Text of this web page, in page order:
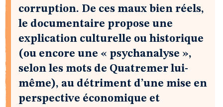
corruption. De ces maux bien réels,
le documentaire propose une
explication culturelle ou historique
(ou encore une « psychanalyse »,
selon les mots de Quatremer lui-
même), au détriment d’une mise en
perspective économique et